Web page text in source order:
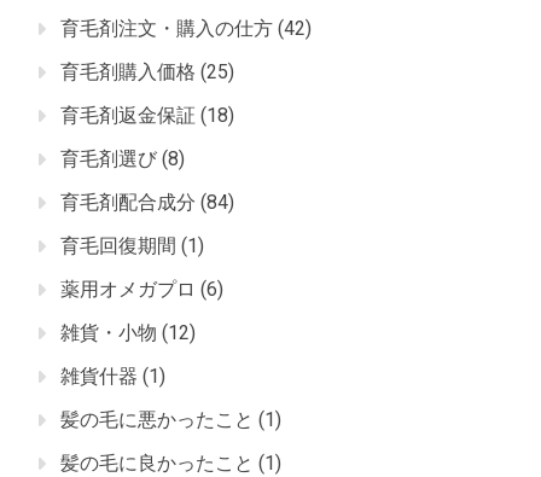
育毛剤注文・購入の仕方 (42)
育毛剤購入価格 (25)
育毛剤返金保証 (18)
育毛剤選び (8)
育毛剤配合成分 (84)
育毛回復期間 (1)
薬用オメガプロ (6)
雑貨・小物 (12)
雑貨什器 (1)
髪の毛に悪かったこと (1)
髪の毛に良かったこと (1)